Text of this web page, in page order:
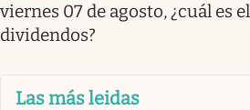
viernes 07 de agosto, ¿cuál es
dividendos?
Las más leidas